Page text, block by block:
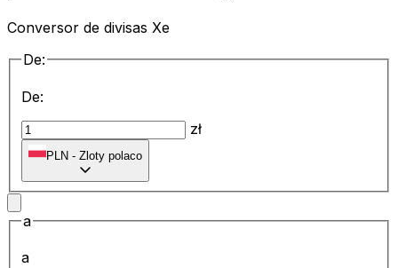
Conversor de divisas Xe
De:
De:
zł
PLN - Zloty polaco
a
a